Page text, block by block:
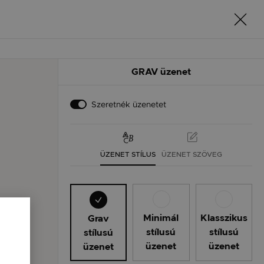
GRAV üzenet
Szeretnék üzenetet
ÜZENET STÍLUS ÜZENET SZÖVEG
Grav
stílusú
üzenet
Minimál
stílusú
üzenet
Klasszikus
stílusú
üzenet